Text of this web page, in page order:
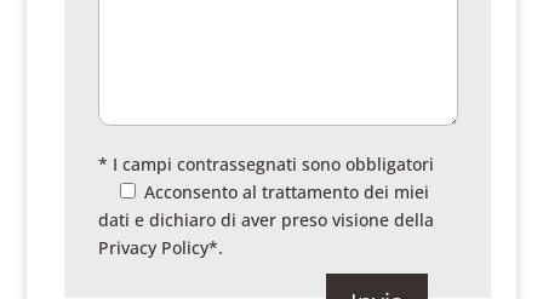
* I campi contrassegnati sono obbligatori
Acconsento al trattamento dei miei
dati e dichiaro di aver preso visione della
Privacy Policy*.